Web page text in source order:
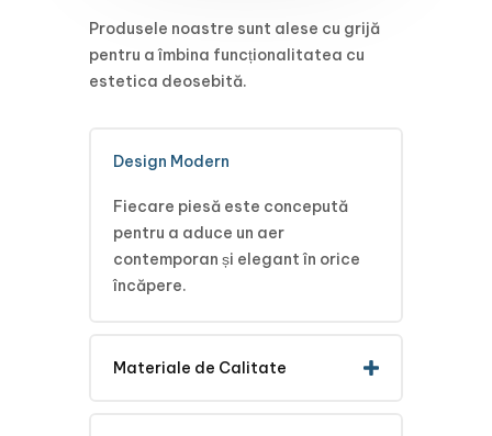
Produsele noastre sunt alese cu grijă
pentru a îmbina funcționalitatea cu
estetica deosebită.
Design Modern
Fiecare piesă este concepută
pentru a aduce un aer
contemporan și elegant în orice
încăpere.
Materiale de Calitate